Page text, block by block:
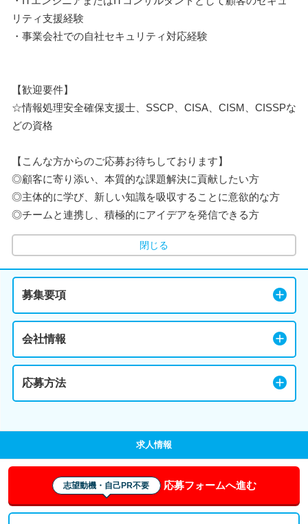
リティ支援経験
・事業会社での自社セキュリティ対応経験
【歓迎要件】
☆情報処理安全確保支援士、SSCP、CISA、CISM、CISSPな
どの資格
【こんな方からのご応募お待ちしております】
◎顧客に寄り添い、本質的な課題解決に貢献したい方
◎主体的に学び、新しい知識を吸収することに意欲的な方
◎チームと連携し、積極的にアイデアを発信できる方
閉じる
募集要項
会社情報
応募方法
求人情報
志望動機・自己PR不要 応募フォームへ進む